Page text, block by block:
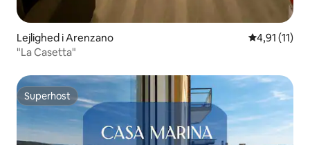
Lejlighed i Arenzano 4,91 ud af 5
4,91 (11)
"La Casetta"
Superhost
Superhost